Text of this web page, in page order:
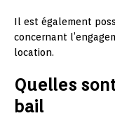
Il est également
concernant
location.
Quelles
bail